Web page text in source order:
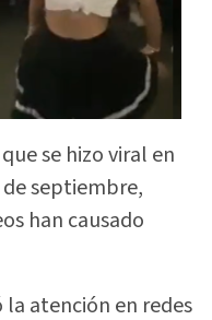
se hizo viral en
septiembre,
han causado
atención en redes